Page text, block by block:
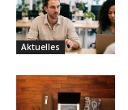
Aktuelles